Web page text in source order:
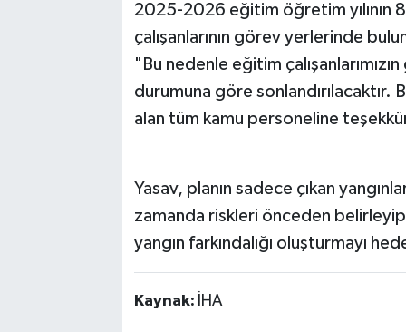
2025-2026 eğitim öğretim yılının
çalışanlarının görev yerlerinde
"Bu nedenle eğitim
durumuna göre sonlandırılacaktır.
alan tüm kamu personeline
Yasav, planın sadece çıkan
zamanda riskleri önceden
yangın farkındalığı oluşturmayı
Kaynak: İHA